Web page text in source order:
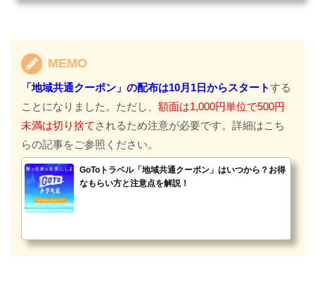
MEMO
「地域共通クーポン」の配布は10月1日からスタートする
ことになりました。ただし、額面は1,000円単位で500円
未満は切り捨て されるため注意が必要です。詳細はこち
らの記事をご参照ください。
GoToトラベル「地域共通クーポン」はいつから？お得
なもらい方と注意点を解説！